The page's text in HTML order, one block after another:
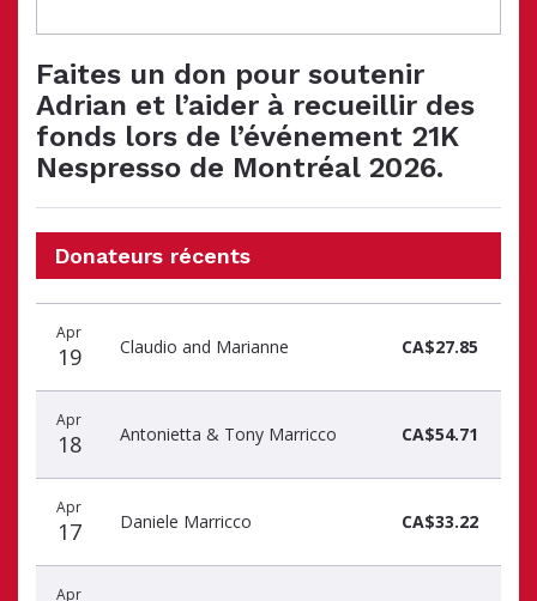
Faites un don pour soutenir
Adrian et l’aider à recueillir des
fonds lors de l’événement 21K
Nespresso de Montréal 2026.
Donateurs récents
don
donateur
don
Apr
19 Claudio and Marianne CA$27.85
Apr
18 Antonietta & Tony Marricco CA$54.71
Apr
17 Daniele Marricco CA$33.22
Apr